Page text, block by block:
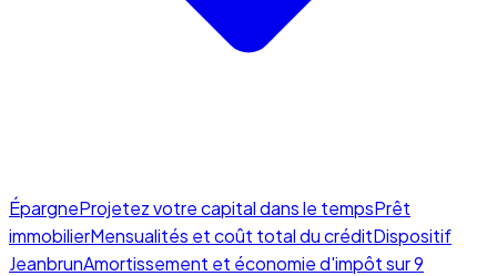
ÉpargneProjetez votre capital dans le tempsPrêt
immobilierMensualités et coût total du créditDispositif
JeanbrunAmortissement et économie d'impôt sur 9